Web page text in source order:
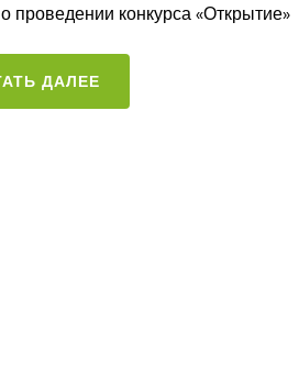
проведении конкурса
ДАЛЕЕ